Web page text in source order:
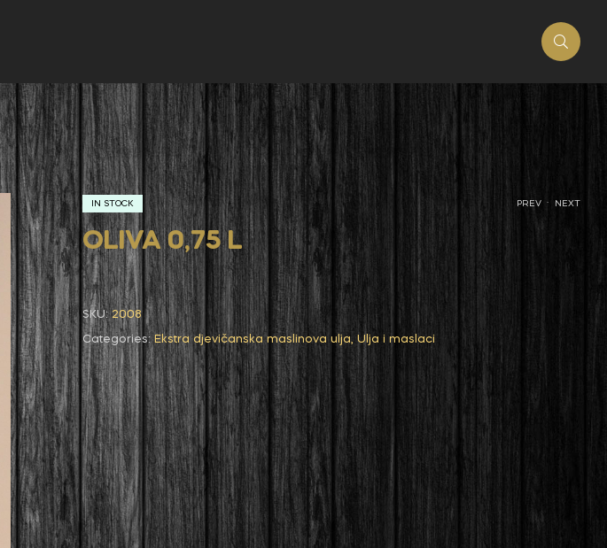
PREV . NEXT
IN STOCK
OLIVA 0,75 L
SKU:2008
Categories:Ekstra djevičanska maslinova ulja,Ulja i maslaci